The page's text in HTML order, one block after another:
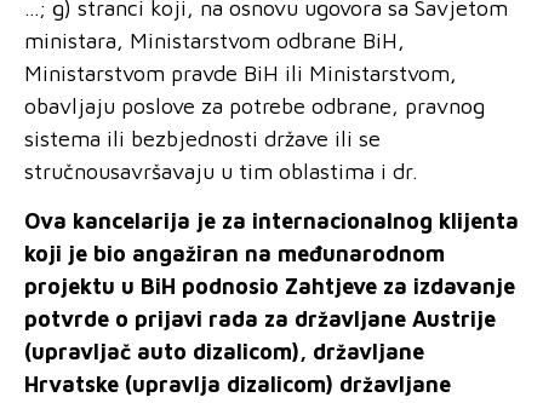
…; g) stranci koji, na osnovu ugovora sa Savjetom
ministara, Ministarstvom odbrane BiH,
Ministarstvom pravde BiH ili Ministarstvom,
obavljaju poslove za potrebe odbrane, pravnog
sistema ili bezbjednosti države ili se
stručnousavršavaju u tim oblastima i dr.
Ova kancelarija je za internacionalnog klijenta
koji je bio angažiran na međunarodnom
projektu u BiH podnosio Zahtjeve za izdavanje
potvrde o prijavi rada za državljane Austrije
(upravljač auto dizalicom), državljane
Hrvatske (upravlja dizalicom) državljane